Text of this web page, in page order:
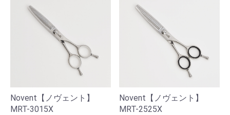
Novent【ノヴェント】
MRT-3015X
Novent【ノヴェント】
MRT-2525X